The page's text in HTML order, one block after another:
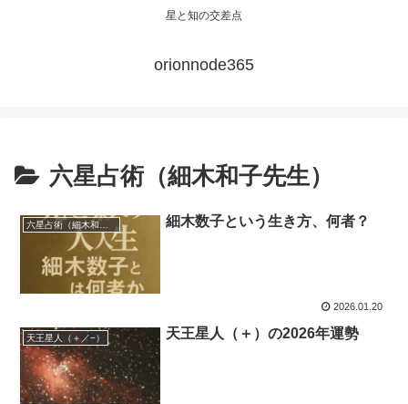
星と知の交差点
orionnode365
六星占術（細木和子先生）
細木数子という生き方、何者？
2026.01.20
天王星人（＋／−） 天王星人（＋）の2026年運勢